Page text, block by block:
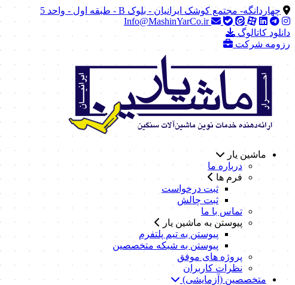
چهاردانگه- مجتمع کوشک ایرانیان - بلوک B - طبقه اول - واحد 5
Info@MashinYarCo.ir
دانلود کاتالوگ
رزومه شرکت
ماشین یار
درباره ما
فرم ها
ثبت درخواست
ثبت چالش
تماس با ما
پیوستن به ماشین یار
پیوستن به تیم پلتفرم
پیوستن به شبکه متخصصین
پروژه های موفق
نظرات کاربران
متخصصین (آزمایشی)